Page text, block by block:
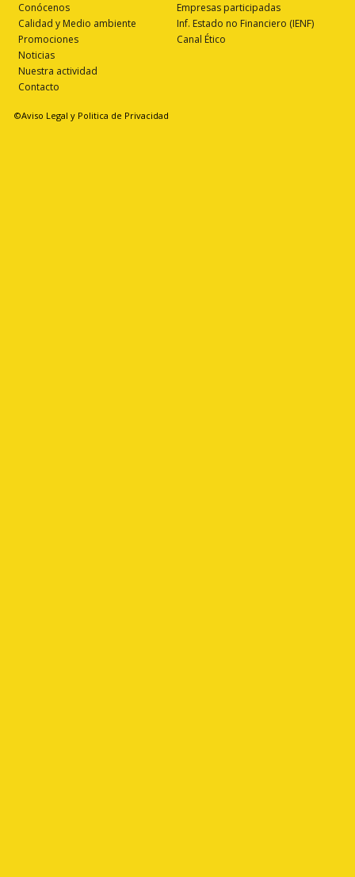
Conócenos
Calidad y Medio ambiente
Promociones
Noticias
Nuestra actividad
Contacto
Empresas participadas
Inf. Estado no Financiero (IENF)
Canal Ético
©Aviso Legal y Politica de Privacidad